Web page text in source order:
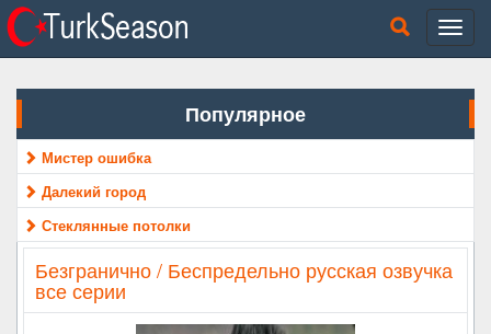
Популярное
Мистер ошибка
Далекий город
Стеклянные потолки
Безгранично / Беспредельно русская озвучка
все серии